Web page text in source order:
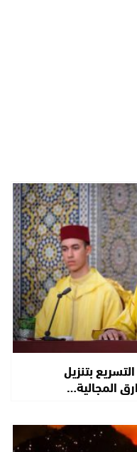
بتنزيل
المجالية…